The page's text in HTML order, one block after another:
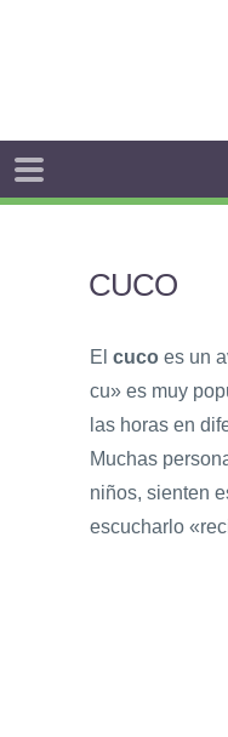
CUCO
El cuco es un
cu» es muy
las horas en
Muchas
niños, sienten
escucharlo